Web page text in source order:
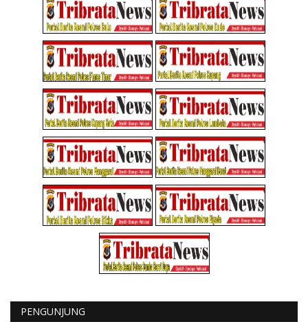
PENGUNJUNG